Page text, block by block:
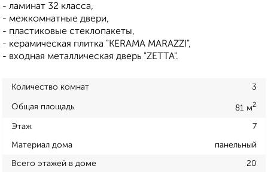
- ламинат 32 класса,
- межкомнатные двери,
- пластиковые стеклопакеты,
- керамическая плитка "KERAMA MARAZZI",
- входная металлическая дверь "ZETTA".
Количество комнат 3
Общая площадь 81 м2
Этаж 7
Материал дома панельный
Всего этажей в доме 20